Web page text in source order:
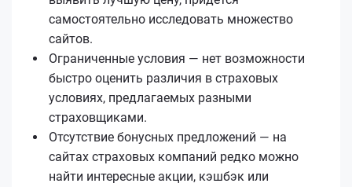
самостоятельно исследовать множество
сайтов.
Ограниченные условия — нет возможности
быстро оценить различия в страховых
условиях, предлагаемых разными
страховщиками.
Отсутствие бонусных предложений — на
сайтах страховых компаний редко можно
найти интересные акции, кэшбэк или